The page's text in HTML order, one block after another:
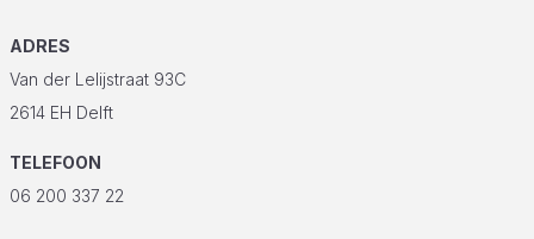
ADRES
Van der Lelijstraat 93C
2614 EH Delft
TELEFOON
06 200 337 22